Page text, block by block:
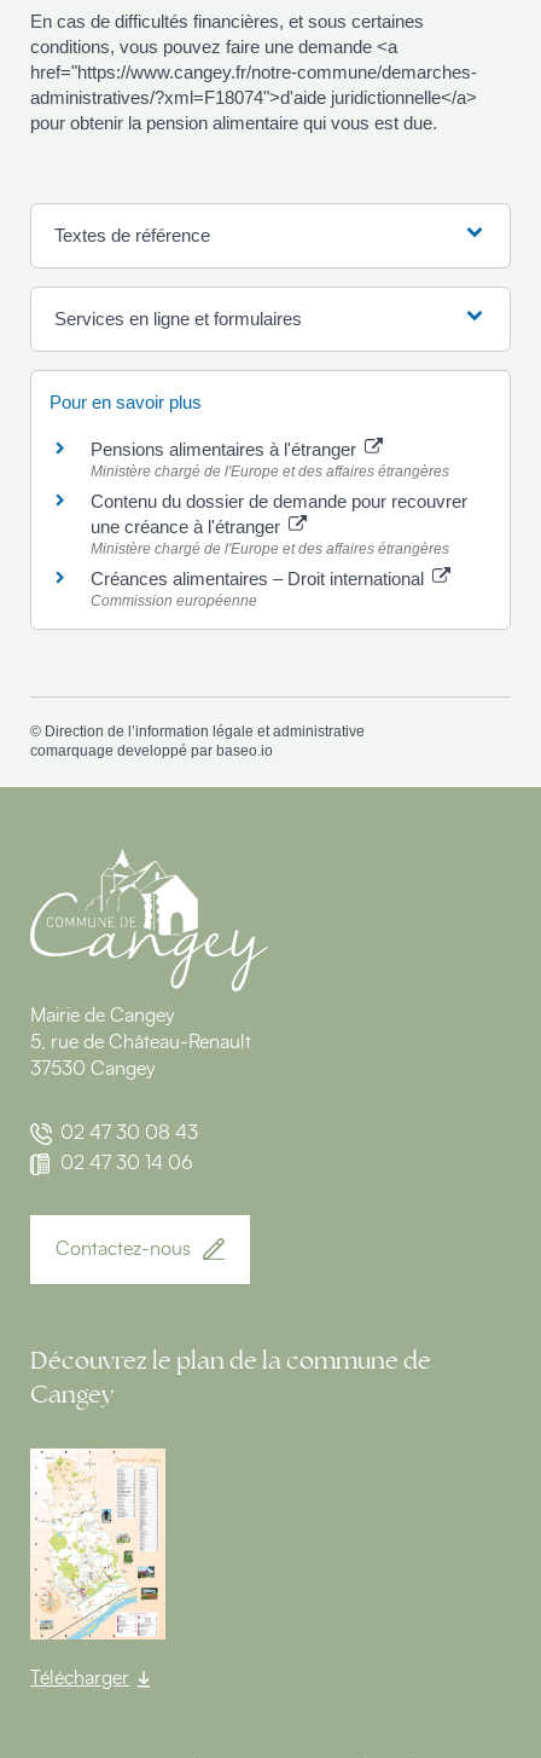
En cas de difficultés financières, et sous certaines
conditions, vous pouvez faire une demande <a
href="https://www.cangey.fr/notre-commune/demarches-
administratives/?xml=F18074">d'aide juridictionnelle</a>
pour obtenir la pension alimentaire qui vous est due.
Textes de référence
Services en ligne et formulaires
Pour en savoir plus
Pensions alimentaires à l'étranger
Ministère chargé de l'Europe et des affaires étrangères
Contenu du dossier de demande pour recouvrer
une créance à l'étranger
Ministère chargé de l'Europe et des affaires étrangères
Créances alimentaires – Droit international
Commission européenne
© Direction de l’information légale et administrative
comarquage developpé par baseo.io
Mairie de Cangey
5, rue de Château-Renault
37530 Cangey
02 47 30 08 43
02 47 30 14 06
Contactez-nous
Découvrez le plan de la commune de
Cangey
Télécharger